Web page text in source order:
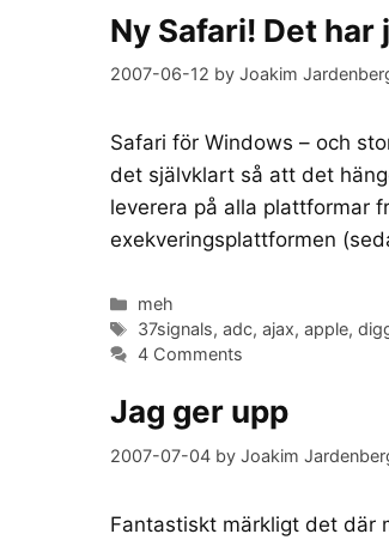
Ny Safari! Det
2007-06-12 by Joakim
Safari för Windows – och
det självklart så att det
leverera på alla plattformar
exekveringsplattformen
Categories
meh
Tags
37signals,adc,ajax,apple,
4 Comments
Jag ger upp
2007-07-04 by Joakim
Fantastiskt märkligt det där